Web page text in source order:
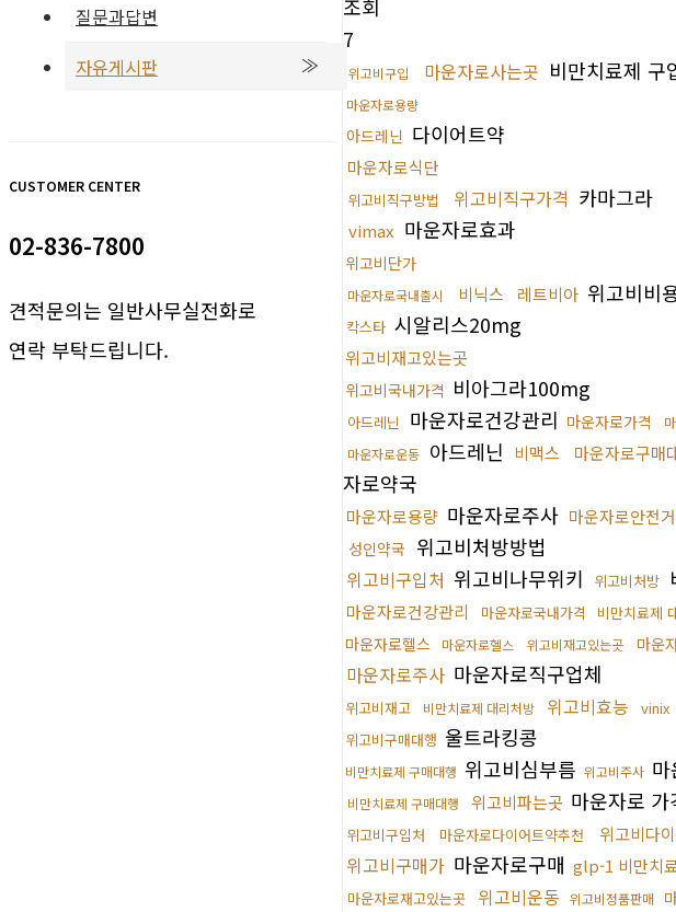
질문과답변
자유게시판
CUSTOMER CENTER
02-836-7800
견적문의는 일반사무실전화로
연락 부탁드립니다.
조회
7
위고비구입 마운자로사는곳 비만치료제 구
마운자로용량
아드레닌 다이어트약
마운자로식단
위고비직구방법 위고비직구가격 카마그라
vimax 마운자로효과
위고비단가
마운자로국내출시 비닉스 레트비아 위고비비
칵스타 시알리스20mg
위고비재고있는곳
위고비국내가격 비아그라100mg
아드레닌 마운자로건강관리 마운자로가격
마운자로운동 아드레닌 비맥스 마운자로구매
자로약국
마운자로용량 마운자로주사 마운자로안전
성인약국 위고비처방방법
위고비구입처 위고비나무위키 위고비처방
마운자로건강관리 마운자로국내가격 비만치료제
마운자로헬스 마운자로헬스 위고비재고있는곳 마운
마운자로주사 마운자로직구업체
위고비재고 비만치료제 대리처방 위고비효능
vinix
위고비구매대행 울트라킹콩
비만치료제 구매대행 위고비심부름 위고비주사
비만치료제 구매대행
위고비파는곳 마운자로 가
위고비구입처 마운자로다이어트약추천 위고비다
위고비구매가 마운자로구매 glp-1 비만치
마운자로재고있는곳 위고비운동 위고비정품판매